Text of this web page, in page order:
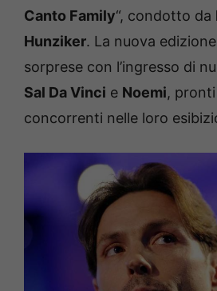
Canto Family“, condotto da
Hunziker. La nuova
sorprese con l’ingresso di
Sal Da Vinci e Noemi,
concorrenti nelle loro